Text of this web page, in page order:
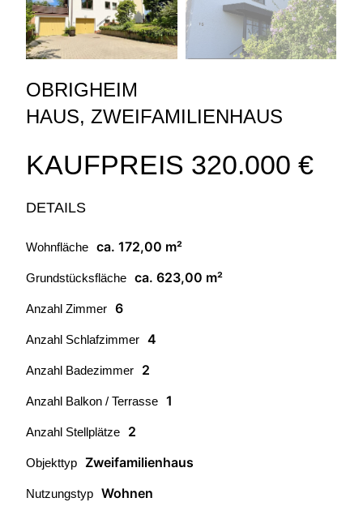
OBRIGHEIM
HAUS,ZWEIFAMILIENHAUS
KAUFPREIS 320.000 €
DETAILS
Wohnfläche ca. 172,00 m²
Grundstücksfläche ca. 623,00 m²
Anzahl Zimmer 6
Anzahl Schlafzimmer 4
Anzahl Badezimmer 2
Anzahl Balkon / Terrasse 1
Anzahl Stellplätze 2
Objekttyp Zweifamilienhaus
Nutzungstyp Wohnen